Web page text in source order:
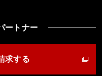
ートナー
求する